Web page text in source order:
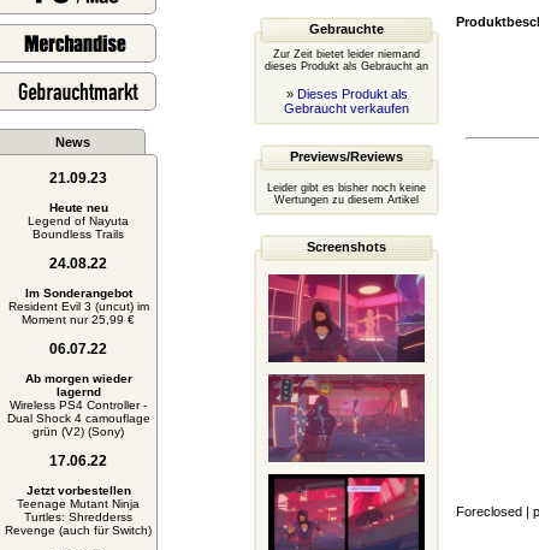
News
21.09.23
Heute neu
Legend of Nayuta
Boundless Trails
24.08.22
Im Sonderangebot
Resident Evil 3 (uncut) im
Moment nur 25,99 €
06.07.22
Ab morgen wieder
lagernd
Wireless PS4 Controller -
Dual Shock 4 camouflage
grün (V2) (Sony)
17.06.22
Jetzt vorbestellen
Teenage Mutant Ninja
Turtles: Shredderss
Revenge (auch für Switch)
Gebrauchte
Zur Zeit bietet leider niemand
dieses Produkt als Gebraucht an
» Dieses Produkt als
Gebraucht verkaufen
Previews/Reviews
Leider gibt es bisher noch keine
Wertungen zu diesem Artikel
Screenshots
Foreclosed |